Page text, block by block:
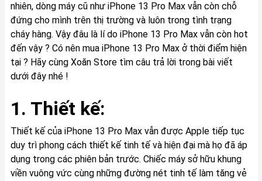
nhiên, dòng máy cũ như iPhone 13 Pro Max vẫn còn chỗ
đứng cho mình trên thị trường và luôn trong tình trạng
cháy hàng. Vậy đâu là lí do iPhone 13 Pro Max vẫn còn hot
đến vậy ? Có nên mua iPhone 13 Pro Max ở thời điểm hiện
tại ? Hãy cùng Xoăn Store tìm câu trả lời trong bài viết
dưới đây nhé !
1. Thiết kế:
Thiết kế của iPhone 13 Pro Max vẫn được Apple tiếp tục
duy trì phong cách thiết kế tinh tế và hiện đại mà họ đã áp
dụng trong các phiên bản trước. Chiếc máy sở hữu khung
viền vuông vức cùng những đường nét tinh tế làm tăng vẻ